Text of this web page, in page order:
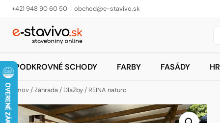
+421 948 90 60 50 obchod@e-stavivo.sk
PODKROVNÉ SCHODY FARBY FASÁDY
Domov /Záhrada / Dlažby / REINA naturo